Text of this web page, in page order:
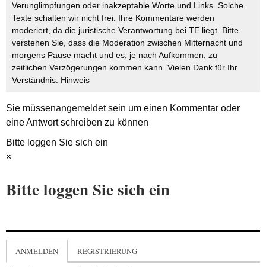
Verunglimpfungen oder inakzeptable Worte und Links. Solche
Texte schalten wir nicht frei. Ihre Kommentare werden
moderiert, da die juristische Verantwortung bei TE liegt. Bitte
verstehen Sie, dass die Moderation zwischen Mitternacht und
morgens Pause macht und es, je nach Aufkommen, zu
zeitlichen Verzögerungen kommen kann. Vielen Dank für Ihr
Verständnis. Hinweis
Sie müssenangemeldetsein um einen Kommentar oder
eine Antwort schreiben zu können
Bitte loggen Sie sich ein
×
Bitte loggen Sie sich ein
ANMELDEN REGISTRIERUNG